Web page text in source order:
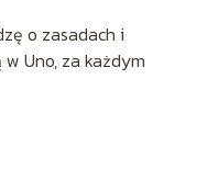
o zasadach i
Uno, za każdym